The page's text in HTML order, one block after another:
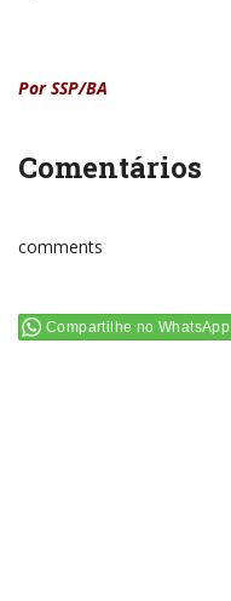
Por SSP/BA
Comentários
comments
Compartilhe no WhatsApp